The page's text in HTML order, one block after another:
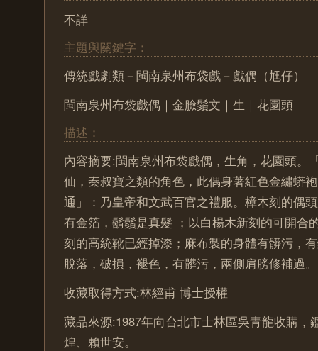
不詳
主題與關鍵字：
傳統戲劇類－閩南泉州布袋戲－戲偶（尪仔）
閩南泉州布袋戲偶｜金臉鬚文｜生｜花園頭
描述：
內容摘要:閩南泉州布袋戲偶，生角，花園頭。
仙，秦叔寶之類的角色，此偶身著紅色金繡蟒
通」：乃皇帝和文武百官之禮服。樟木刻的偶
有金箔，鬍鬚是真髮 ；以白楊木新刻的可開合
刻的高統靴已經掉漆；麻布製的身體有髒污，
脫落，破損，褪色，有髒污，兩側肩膀修補過。
收藏取得方式:林經甫 博士授權
藏品來源:1987年向台北市士林區吳青龍收購，
煌、賴世安。